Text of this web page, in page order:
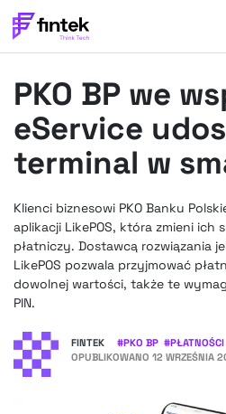
BANKOWOŚĆ
EVENTY
FELIETONY
WYWIADY
PODCASTY
FINTEK EXTRA
OKIEM EKSPERTA
PKO BP we
eService
terminal w
Klienci biznesowi PKO Banku
aplikacji LikePOS, która zmieni ich
płatniczy. Dostawcą rozwiązania
LikePOS pozwala przyjmować
dowolnej wartości, także te
PIN.
FINTEK #PKO BP #PŁATNOŚCI
OPUBLIKOWANO 12 WRZEŚNIA